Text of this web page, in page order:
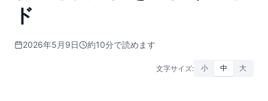
ド
2026年5月9日 約10分で読めます
文字サイズ: 小 中 大